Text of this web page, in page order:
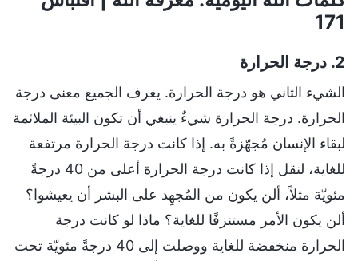
171
2. درجة الحرارة
الشيء الثاني هو درجة الحرارة. يعرف الجميع معنى درجة
الحرارة. درجة الحرارة شيءٌ ينبغي أن تكون البيئة الملائمة
لبقاء الإنسان مُجهّزةً به. إذا كانت درجة الحرارة مرتفعة
للغاية، لنقل إذا كانت درجة الحرارة أعلى من 40 درجةً
مئويّة مثلاً، ألن يكون من المُجهِد على البشر أن يعيشوا؟
ألن يكون الأمر مستنزفًا للغاية؟ ماذا لو كانت درجة
الحرارة منخفضة للغاية ووصلت إلى 40 درجةً مئويّة تحت